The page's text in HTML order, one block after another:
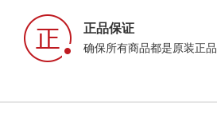
正品保证
确保所有商品都是原装正品